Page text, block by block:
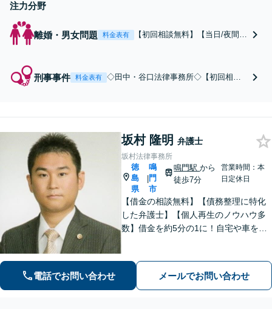
注力分野
離婚・男女問題 料金表有
【初回相談無料】【当日/夜間/
倫）】【親権・養育費】【別居
中の生活費の請求】【慰謝料・
刑事事件 料金表有
◇田中・谷口法律事務所◇【初回相談
坂村 隆明 弁護士
坂村法律事務所
徳
島
県
|
鳴
門
市
鳴門駅から
徒歩7分
営業時間：本
日定休日
【借金の相談無料】【債務整理に特化
した弁護士】【個人再生のノウハウ多
数】借金を約5分の1に！自宅や車を残
あり】【他士業とも連携】迅速・誠
実・丁寧な対応を実現【分割払い／法
電話でお問い合わせ メールでお問い合わせ